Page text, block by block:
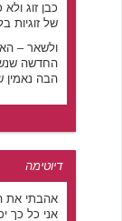
כבן זוג
של זוגיות
ולשאר –
החדשה
הבה נאמין
דיוטימה
אהבתי את
אני כל כך